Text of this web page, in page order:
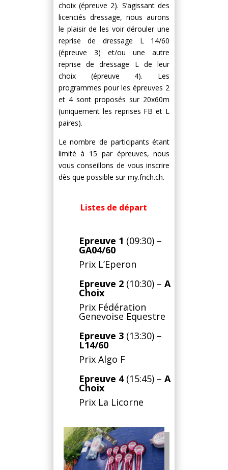
choix (épreuve 2). S’agissant des
licenciés dressage, nous aurons
le plaisir de les voir dérouler une
reprise de dressage L 14/60
(épreuve 3) et/ou une autre
reprise de dressage L de leur
choix (épreuve 4). Les
programmes pour les épreuves 2
et 4 sont proposés sur 20x60m
(uniquement les reprises FB et L
paires).
Le nombre de participants étant
limité à 15 par épreuves, nous
vous conseillons de vous inscrire
dès que possible sur my.fnch.ch.
Listes de départ
Epreuve 1 (09:30)–
GA04/60
Prix L’Eperon
Epreuve 2 (10:30)– A
Choix
Prix Fédération
Genevoise Equestre
Epreuve 3 (13:30)–
L14/60
Prix Algo F
Epreuve 4 (15:45)– A
Choix
Prix La Licorne